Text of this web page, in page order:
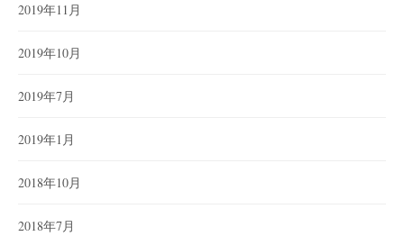
2019年11月
2019年10月
2019年7月
2019年1月
2018年10月
2018年7月